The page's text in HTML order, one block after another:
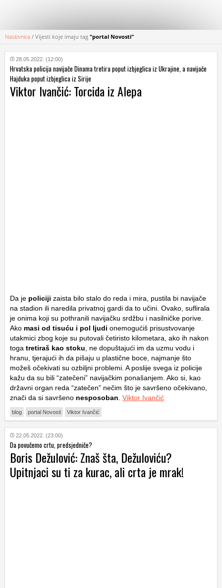
KATEGORIJE
HRVATSKI
WEB
Naslovnica / Vijesti koje imaju tag "portal Novosti"
28.05.2022. (12:00)
Hrvatska policija navijače Dinama tretira poput izbjeglica iz Ukrajine, a navijače
Hajduka poput izbjeglica iz Sirije
Viktor Ivančić: Torcida iz Alepa
Da je policiji zaista bilo stalo do reda i mira, pustila bi navijače
na stadion ili naredila privatnoj gardi da to učini. Ovako, suflirala
je onima koji su pothranili navijačku srdžbu i nasilničke porive.
Ako masi od tisuću i pol ljudi onemogućiš prisustvovanje
utakmici zbog koje su putovali četiristo kilometara, ako ih nakon
toga tretiraš kao stoku , ne dopuštajući im da uzmu vodu i
hranu, tjerajući ih da pišaju u plastične boce, najmanje što
možeš očekivati su ozbiljni problemi. A poslije svega iz policije
kažu da su bili “zatečeni” navijačkim ponašanjem. Ako si, kao
državni organ reda “zatečen” nečim što je savršeno očekivano,
znači da si savršeno nesposoban Viktor Ivančić
blog portal Novosti Viktor Ivančić
22.05.2022. (23:00)
Da povučemo crtu, predsjedniče?
Boris Dežulović: Znaš šta, Dežuloviću?
Upitnjaci su ti za kurac, ali crta je mrak!